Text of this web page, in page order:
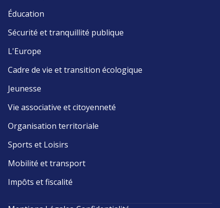
Éducation
Sécurité et tranquillité publique
L'Europe
Cadre de vie et transition écologique
Jeunesse
Vie associative et citoyenneté
Organisation territoriale
Sports et Loisirs
Mobilité et transport
Impôts et fiscalité